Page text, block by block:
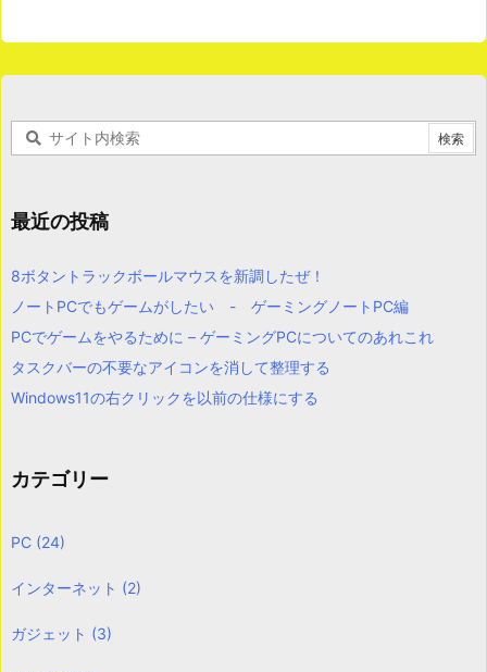
最近の投稿
8ボタントラックボールマウスを新調したぜ！
ノートPCでもゲームがしたい - ゲーミングノートPC編
PCでゲームをやるために – ゲーミングPCについてのあれこれ
タスクバーの不要なアイコンを消して整理する
Windows11の右クリックを以前の仕様にする
カテゴリー
PC (24)
インターネット (2)
ガジェット (3)